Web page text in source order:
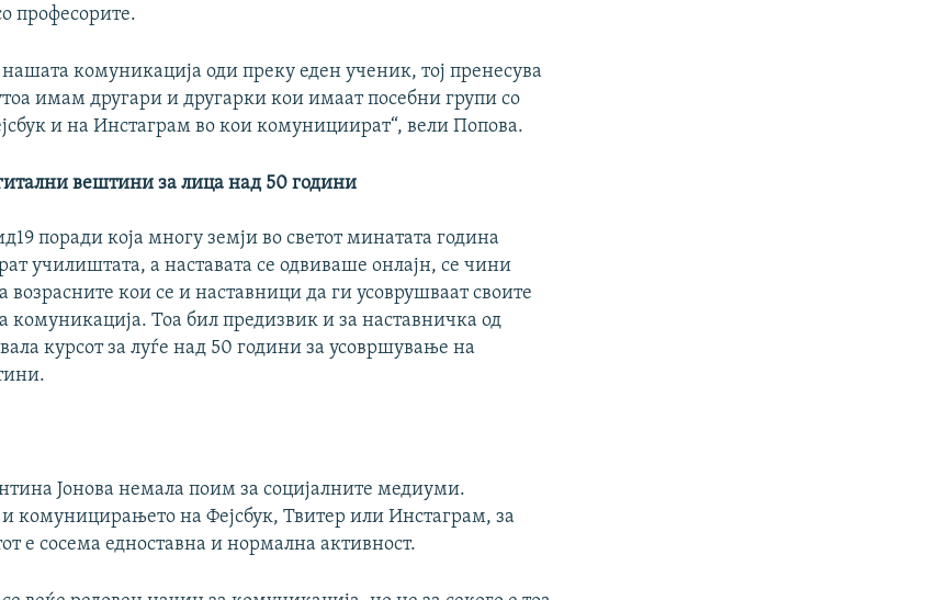
професорите.
комуникација оди преку еден ученик, тој пренесува
имам другари и другарки кои имаат посебни групи со
и на Инстаграм во кои комунициират“, вели Попова.
вештини за лица над 50 години
поради која многу земји во светот минатата година
училиштата, а наставата се одвиваше онлајн, се чини
кои се и наставници да ги усоврушваат своите
комуникација. Тоа бил предизвик и за наставничка од
курсот за луѓе над 50 години за усовршување на
Јонова немала поим за социјалните медиуми.
комуницирањето на Фејсбук, Твитер или Инстаграм, за
е сосема едноставна и нормална активност.